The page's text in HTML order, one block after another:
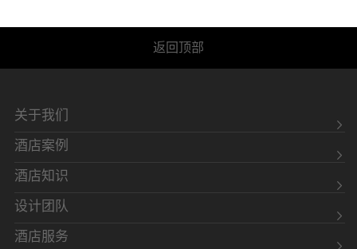
返回顶部
关于我们
酒店案例
酒店知识
设计团队
酒店服务